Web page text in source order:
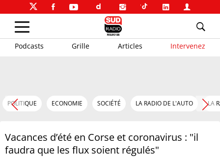
Podcasts Grille Articles Intervenez
POLITIQUE ECONOMIE SOCIÉTÉ LA RADIO DE L'AUTO LA
Vacances d’été en Corse et coronavirus : "il
faudra que les flux soient régulés"